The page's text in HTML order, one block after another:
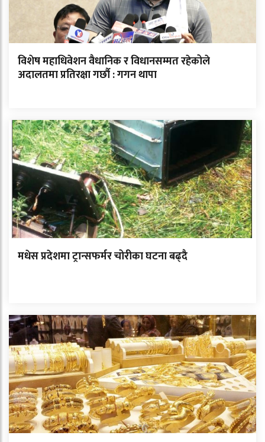
विशेष महाधिवेशन वैधानिक र विधानसम्मत रहेकोले
अदालतमा प्रतिरक्षा गर्छौ : गगन थापा
मधेस प्रदेशमा ट्रान्सफर्मर चोरीका घटना बढ्दै